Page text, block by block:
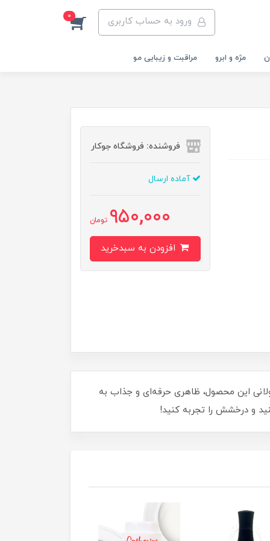
ورود به حساب کاربری 0
مژه و ابرو مراقبت و زیبایی مو
فروشنده: فروشگاه جوکار
آماده ارسال
950,000 تومان
طولانی این محصول، ظاهری حرفه‌ای و جذاب به
و درخشش را تجربه کنید!